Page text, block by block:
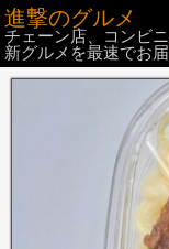
進撃のグルメ
チェーン店、コンビ
新グルメを最速でお